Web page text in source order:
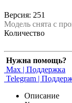
Версия: 251
Модель снята с
Количество
Нужна помощь?
Max | Поддержка
Telegram |
Описание